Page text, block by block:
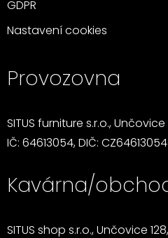
GDPR
Nastavení cookies
Provozovna
SITUS furniture s.r.o., Unčovice
IČ: 64613054, DIČ: CZ64613054
Kavárna/
SITUS shop s.r.o., Unčovice